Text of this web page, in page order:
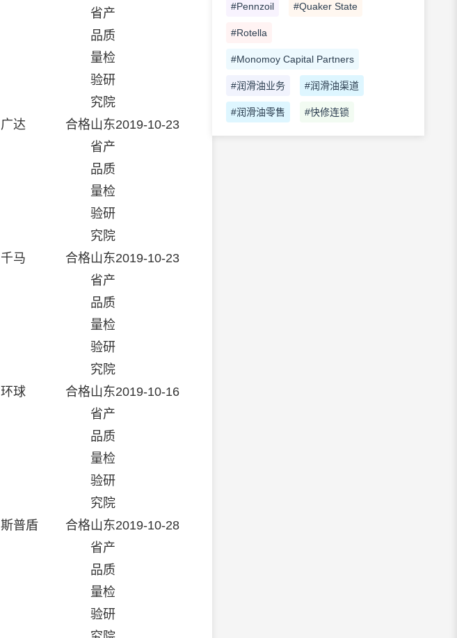
省产
品质
量检
验研
究院
广达 合格山东
省产
品质
量检
验研
究院
2019-10-23
千马 合格山东
省产
品质
量检
验研
究院
2019-10-23
环球 合格山东
省产
品质
量检
验研
究院
2019-10-16
斯普盾 合格山东
省产
品质
量检
验研
2019-10-28
#Pennzoil #Quaker State
#Rotella
#Monomoy Capital Partners
#润滑油业务 #润滑油渠道
#润滑油零售 #快修连锁